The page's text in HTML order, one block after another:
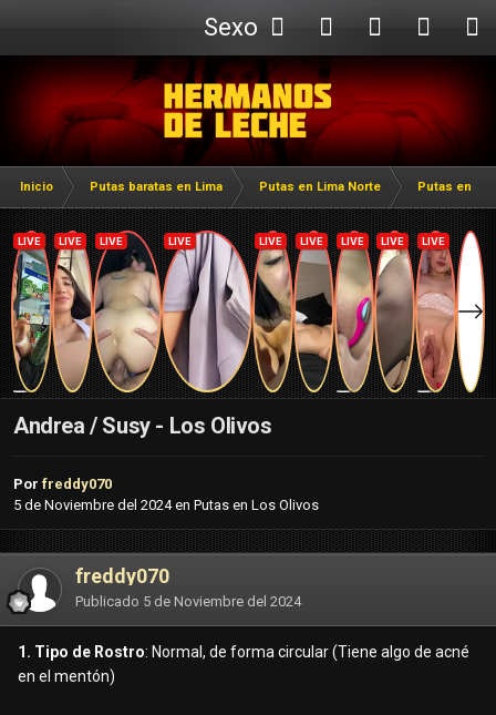
Sexo
Webcam
Inicio Putas baratas en Lima Putas en Lima Norte Putas en
Andrea / Susy - Los Olivos
Por freddy070
5 de Noviembre del 2024en Putas en Los Olivos
freddy070
Publicado 5 de Noviembre del 2024
1. Tipo de Rostro: Normal, de forma circular (Tiene algo de acné
en el mentón)